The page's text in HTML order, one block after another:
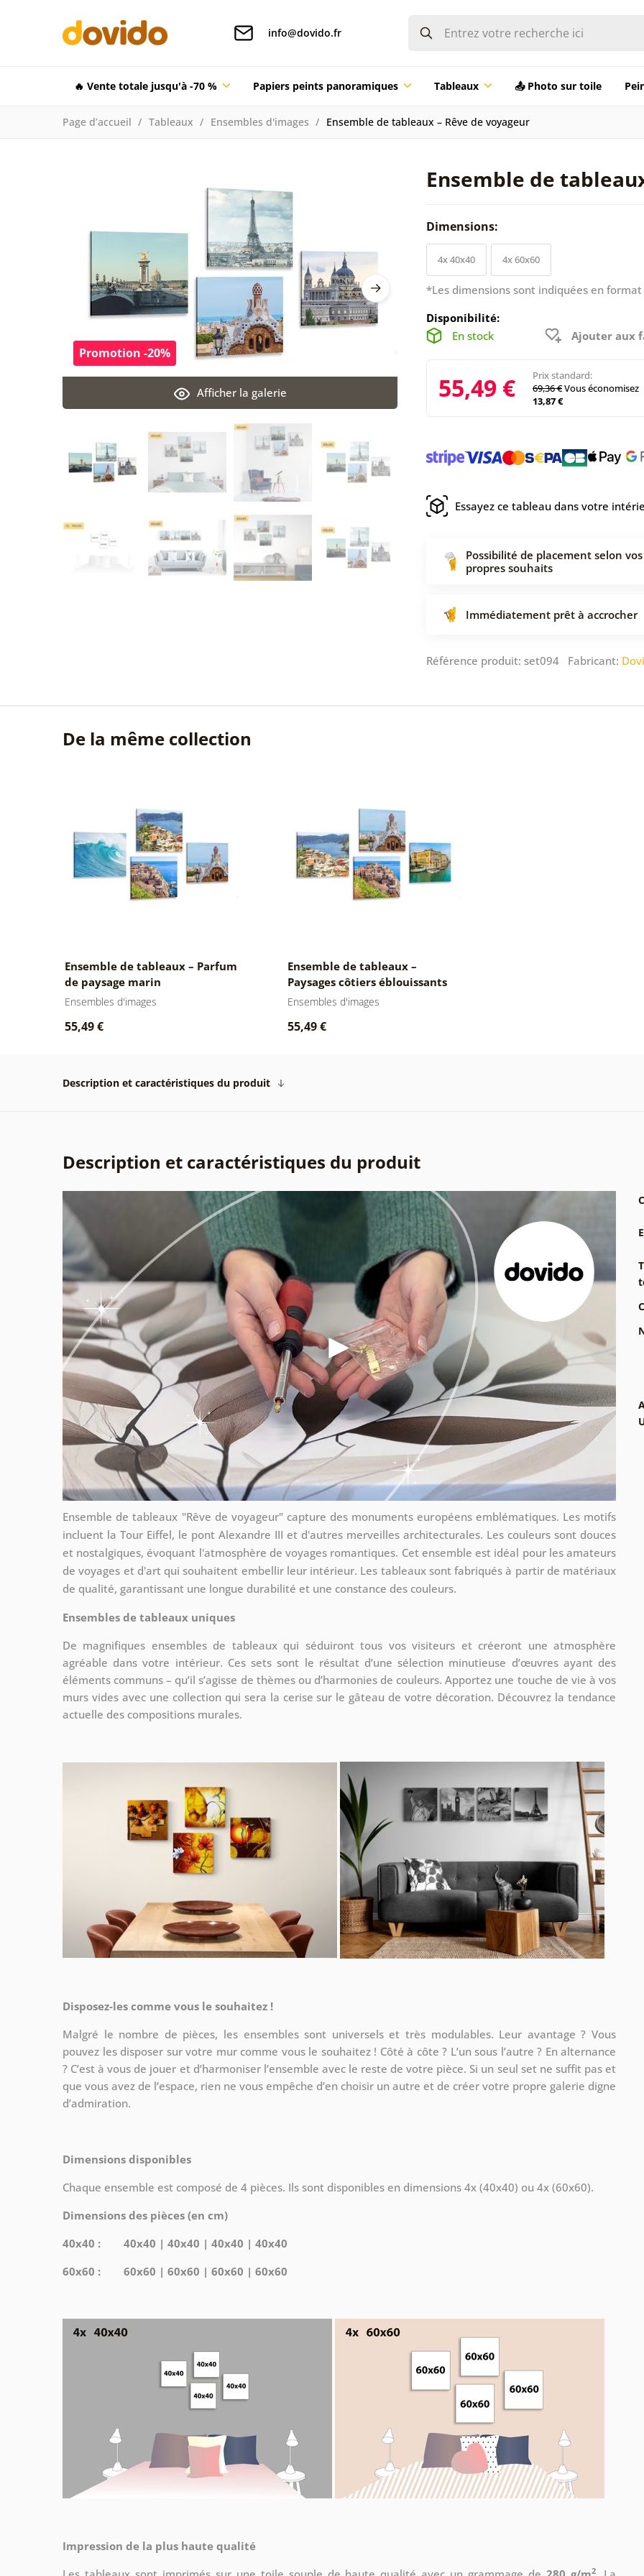
info@dovido.fr
🔥 Vente totale jusqu'à -70 % Papiers peints panoramiques Tableaux 📤 Photo sur toile
Page d’accueil Tableaux Ensembles d'images Ensemble de tableaux – Rêve de voyageur
Ensemble de
Afficher la galerie
Promotion -20%
Dimensions:
4x 40x40 4x 60x60
*Les dimensions sont indiquées en
Disponibilité:
En stock
Ajouter aux
55,49 €
Prix standard:
69,36 €Vous économisez
13,87 €
Essayez ce tableau dans votre
Possibilité de placement selon vos
propres souhaits
Immédiatement prêt à accrocher
Référence produit: set094 Fabricant:
De la même collection
Ensemble de tableaux – Parfum
de paysage marin
Ensembles d'images
55,49 €
Ensemble de tableaux –
Paysages côtiers éblouissants
Ensembles d'images
55,49 €
Description et caractéristiques du produit
Description et caractéristiques du produit
Ensemble de tableaux "Rêve de voyageur" capture des monuments européens emblématiques. Les motifs
incluent la Tour Eiffel, le pont Alexandre III et d'autres merveilles architecturales. Les couleurs sont douces
et nostalgiques, évoquant l'atmosphère de voyages romantiques. Cet ensemble est idéal pour les amateurs
de voyages et d'art qui souhaitent embellir leur intérieur. Les tableaux sont fabriqués à partir de matériaux
de qualité, garantissant une longue durabilité et une constance des couleurs.
Ensembles de tableaux uniques
De magnifiques ensembles de tableaux qui séduiront tous vos visiteurs et créeront une atmosphère
agréable dans votre intérieur. Ces sets sont le résultat d’une sélection minutieuse d’œuvres ayant des
éléments communs – qu’il s’agisse de thèmes ou d’harmonies de couleurs. Apportez une touche de vie à vos
murs vides avec une collection qui sera la cerise sur le gâteau de votre décoration. Découvrez la tendance
actuelle des compositions murales.
Disposez-les comme vous le souhaitez !
Malgré le nombre de pièces, les ensembles sont universels et très modulables. Leur avantage ? Vous
pouvez les disposer sur votre mur comme vous le souhaitez ! Côté à côte ? L’un sous l’autre ? En alternance
? C’est à vous de jouer et d’harmoniser l’ensemble avec le reste de votre pièce. Si un seul set ne suffit pas et
que vous avez de l’espace, rien ne vous empêche d’en choisir un autre et de créer votre propre galerie digne
d’admiration.
Dimensions disponibles
Chaque ensemble est composé de 4 pièces. Ils sont disponibles en dimensions 4x (40x40) ou 4x (60x60).
Dimensions des pièces (en cm)
40x40 : 40x40 | 40x40 | 40x40 | 40x40
60x60 : 60x60 | 60x60 | 60x60 | 60x60
Impression de la plus haute qualité
2